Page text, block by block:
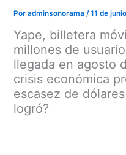
Poradminsonorama/11 de
Yape, billetera
millones de
llegada en agosto
crisis económica
escasez de
logró?